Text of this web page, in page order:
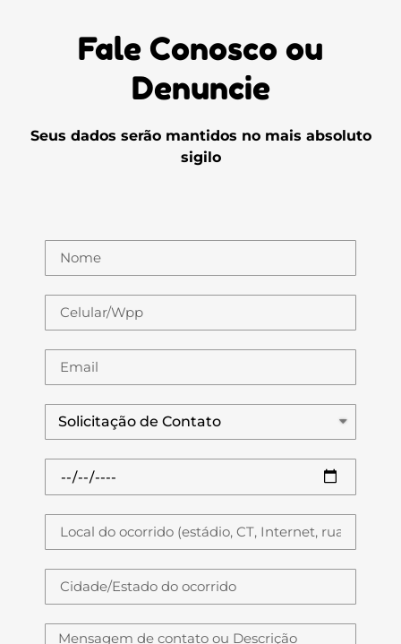
Fale Conosco ou
Denuncie
Seus dados serão mantidos no mais absoluto
sigilo